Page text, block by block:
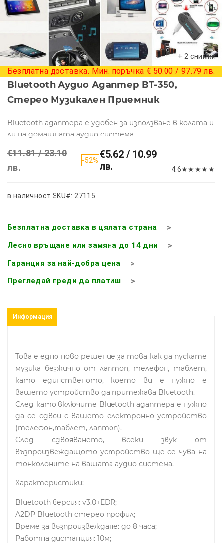
+ 2 снимки
Безплатна доставка. Мин. поръчка € 50.00 / 97.79 лв.
Bluetooth Аудио Адаптер BT-350,
Стерео Музикален Приемник
Bluetooth адаптера е удобен за използване в колата и
ли на домашната аудио система.
€11.81 / 23.10
лв.
-52%€5.62 / 10.99
лв.
4.6★★ ★★ ★
в наличност SKU#: 27115
Безплатна доставка в цялата страна
Лесно връщане или замяна до 14 дни
Гаранция за най-добра цена
Прегледай преди да платиш
Информация
Това е едно ново решение за това как да пускате
музика безжично от лаптоп, телефон, таблет,
като единственото, което ви е нужно е
вашето устройство да притежава Bluetooth.
След като включите Bluetooth адаптера е нужно
да се сдвои с вашето електронно устройство
(телефон,таблет, лаптоп).
След сдвояването, всеки звук от
възпроизвеждащото устройство ще се чува на
тонколоните на вашата аудио система.
Характеристики:
Bluetooth версия: v3.0+EDR;
A2DP Bluetooth стерео профил;
Време за възпроизвеждане: до 8 часа;
Работна дистанция: 10м;